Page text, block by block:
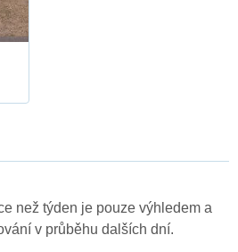
než týden je pouze výhledem a
v průběhu dalších dní.